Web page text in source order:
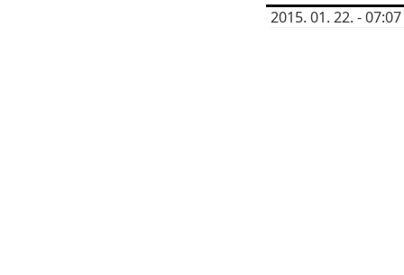
2015. 01. 22. -